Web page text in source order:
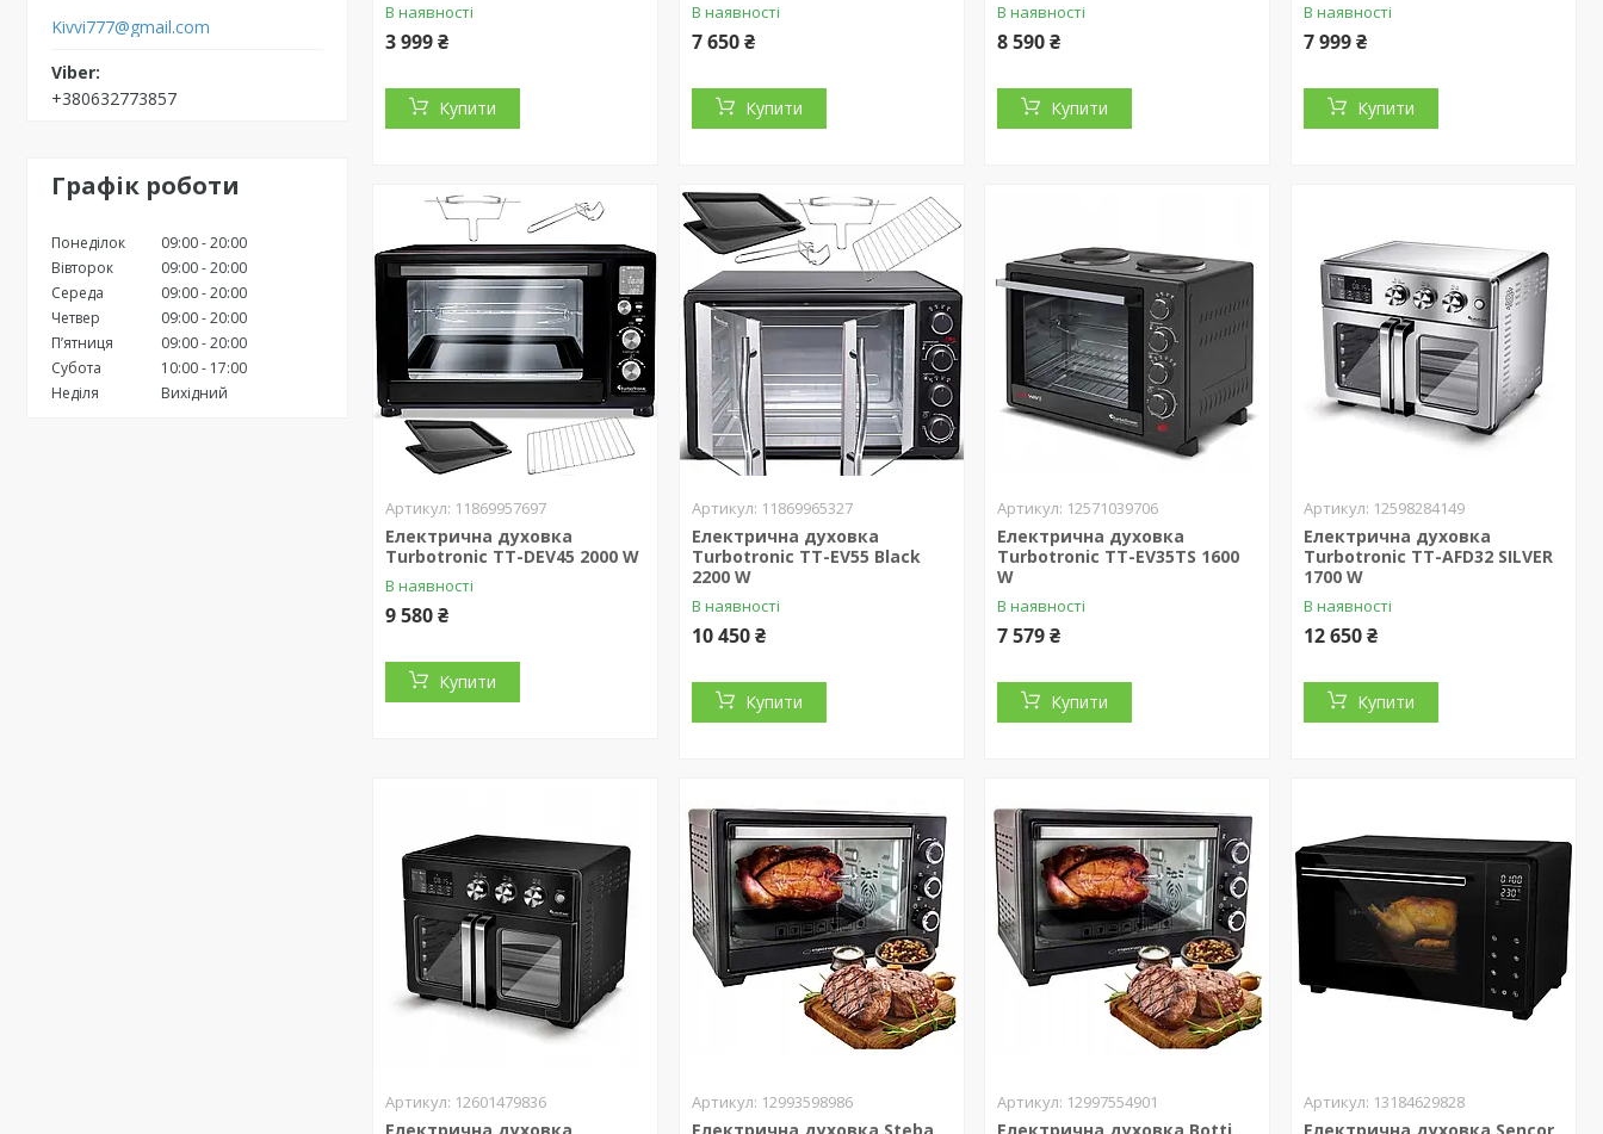
Kivvi777@gmail.com
+380632773857
Графік роботи
Понеділок 09:00 20:00
Вівторок
09:00 20:00
Середа
09:00 20:00
Четвер
09:00 20:00
Пʼятниця
09:00 20:00
Субота
10:00
17:00
Неділя
Вихідний
В наявності
3 999 ₴
Купити
В наявності
7 650 ₴
Купити
В наявності
8 590 ₴
Купити
В наявності
7 999 ₴
Купити
11869957697
Електрична духовка
Turbotronic TT-DEV45 2000 W
В наявності
9 580 ₴
Купити
11869965327
Електрична духовка
Turbotronic TT-EV55 Black
2200 W
В наявності
10 450 ₴
Купити
12571039706
Електрична духовка
Turbotronic TT-EV35TS 1600
W
В наявності
7 579 ₴
Купити
12598284149
Електрична духовка
Turbotronic TT-AFD32 SILVER
1700 W
В наявності
12 650 ₴
Купити
12601479836 12993598986 12997554901 13184629828